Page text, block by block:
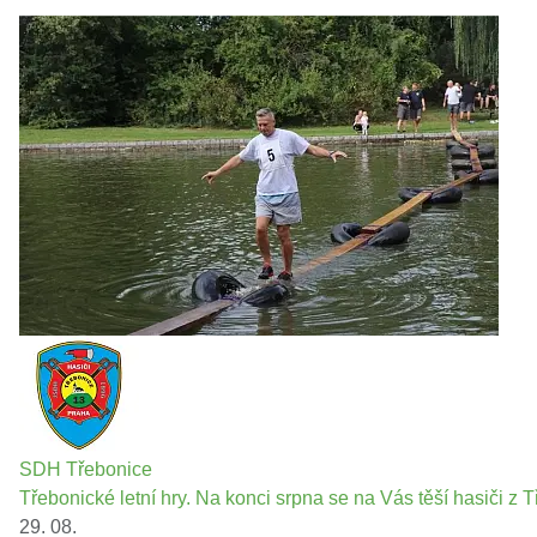
SDH Třebonice
Třebonické letní hry. Na konci srpna se na Vás těší hasiči z
29. 08.